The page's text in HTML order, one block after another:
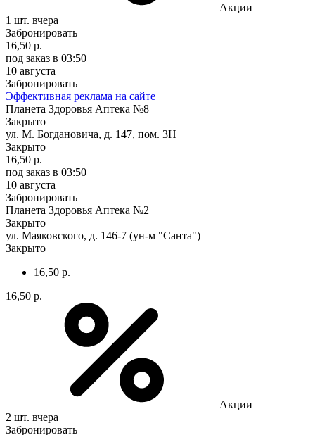
Акции
1 шт. вчера
Забронировать
16,50 р.
под заказ в 03:50
10 августа
Забронировать
Эффективная реклама на сайте
Планета Здоровья Аптека №8
Закрыто
ул. М. Богдановича, д. 147, пом. 3Н
Закрыто
16,50 р.
под заказ в 03:50
10 августа
Забронировать
Планета Здоровья Аптека №2
Закрыто
ул. Маяковского, д. 146-7 (ун-м "Санта")
Закрыто
16,50 р.
16,50 р.
Акции
2 шт. вчера
Забронировать